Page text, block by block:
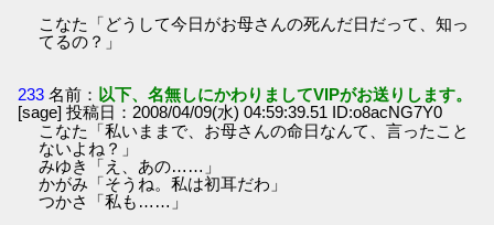
こなた「どうして今日がお母さんの死んだ日だって、知っ
てるの？」
233 名前： 以下、名無しにかわりましてVIPがお送りします。
[sage] 投稿日：2008/04/09(水) 04:59:39.51 ID:o8acNG7Y0
こなた「私いままで、お母さんの命日なんて、言ったこと
ないよね？」
みゆき「え、あの……」
かがみ「そうね。私は初耳だわ」
つかさ「私も……」